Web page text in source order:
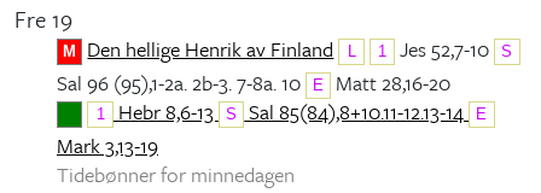
Fre 19
M Den hellige Henrik av Finland L 1 Jes 52,7-10 S
Sal 96 (95),1-2a. 2b-3. 7-8a. 10 E Matt 28,16-20
1 Hebr 8,6-13 S Sal 85(84),8+10.11-12.13-14 E
Mark 3,13-19
Tidebønner for minnedagen